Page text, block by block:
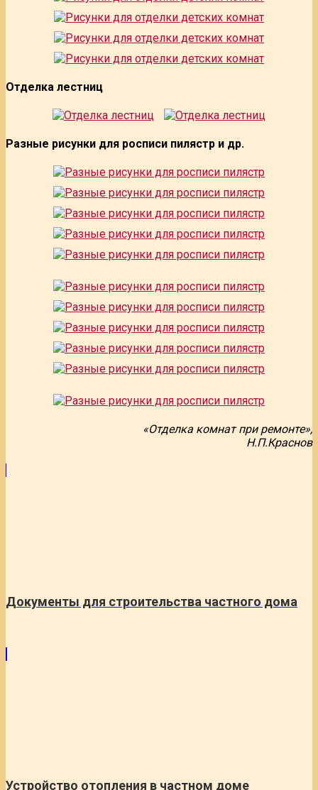
Отделка лестниц
Разные рисунки для росписи пилястр и др.
«Отделка комнат при ремонте»,
Н.П.Краснов
Документы для строительства частного дома
Устройство отопления в частном доме